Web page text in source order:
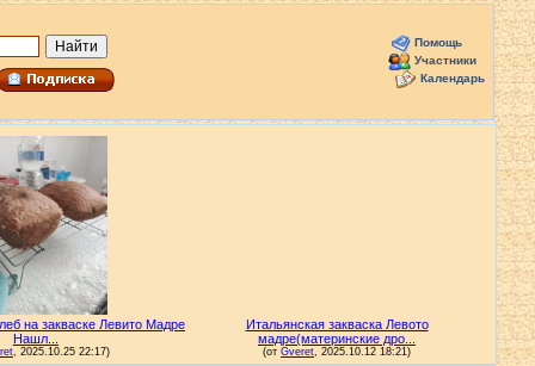
Помощь
Участники
Календарь